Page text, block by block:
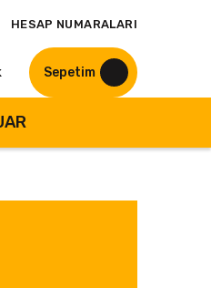
HESAP NUMARALARI
Sepetim